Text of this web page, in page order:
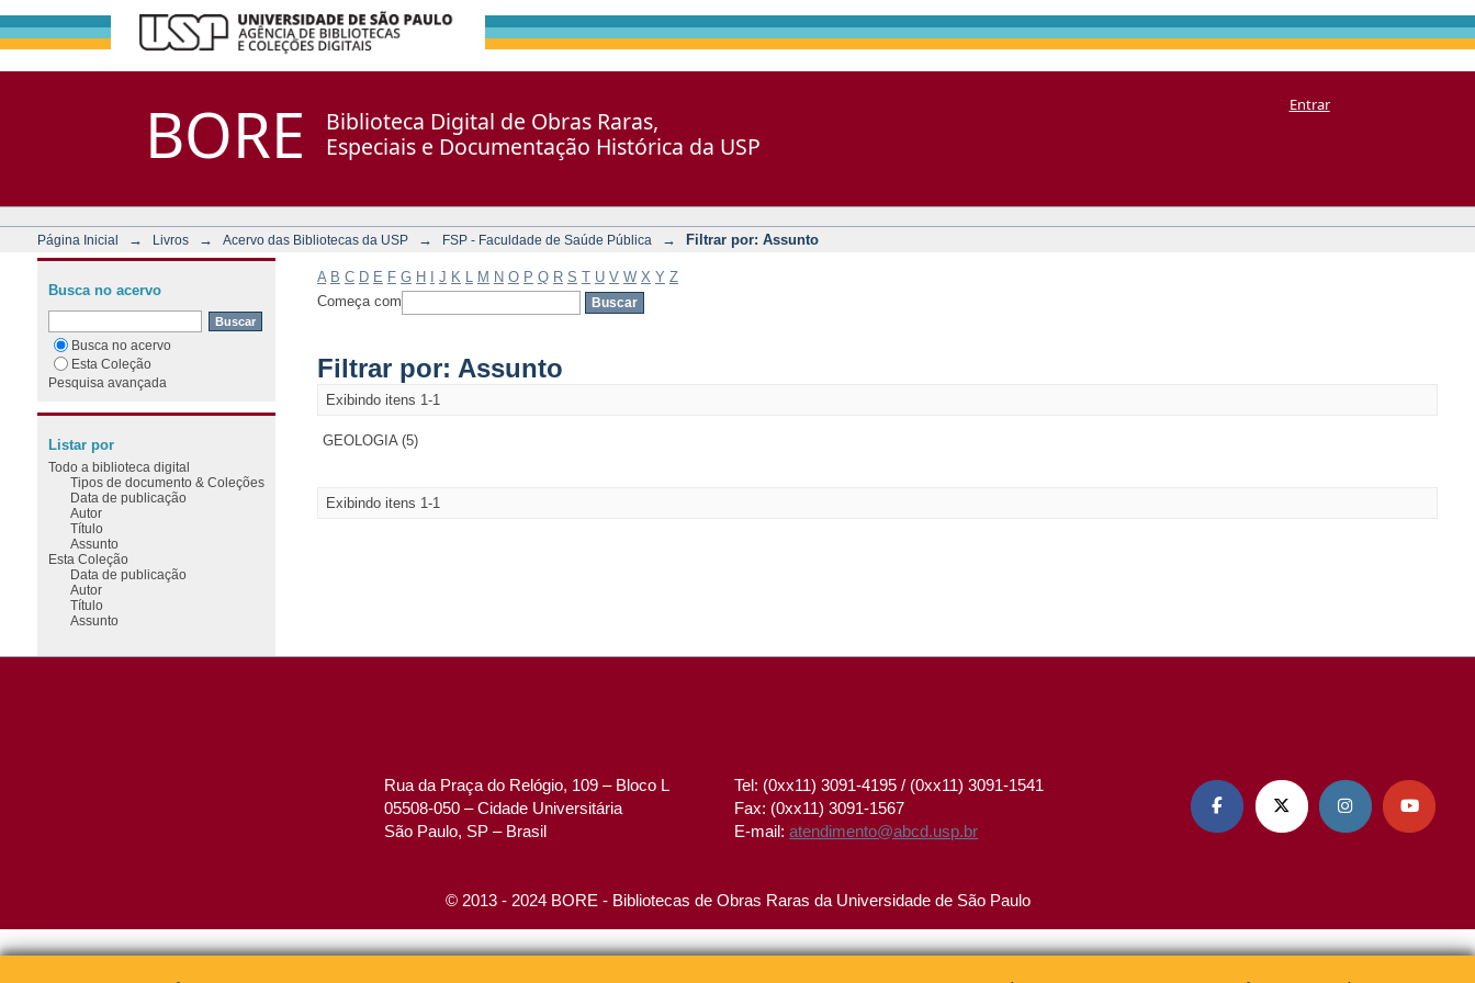
BORE
Biblioteca Digital de Obras Raras,
Especiais e Documentação Histórica da USP
Entrar
Página Inicial → Livros → Acervo das Bibliotecas da USP → FSP - Faculdade de Saúde Pública → Filtrar por: Assunto
A B C D E F G H J K M N O P Q R S T U V W X Y Z
Começa com
Filtrar por: Assunto
Exibindo itens 1-1
GEOLOGIA (5)
Exibindo itens 1-1
Busca no acervo
Busca no acervo
Esta Coleção
Pesquisa avançada
Listar por
Todo a biblioteca digital
Tipos de documento & Coleções
Data de publicação
Autor
Título
Assunto
Esta Coleção
Data de publicação
Autor
Título
Assunto
Rua da Praça do Relógio, 109 – Bloco L
05508-050 – Cidade Universitária
São Paulo, SP – Brasil
Tel: (0xx11) 3091-4195 / (0xx11) 3091-1541
Fax: (0xx11) 3091-1567
E-mail:atendimento@abcd.usp.br
   
© 2013 - 2024 BORE - Bibliotecas de Obras Raras da Universidade de São Paulo